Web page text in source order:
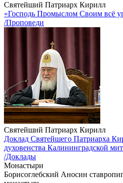
Святейший Патриарх Кирилл
«Господь Промыслом Своим всё
/Проповеди
Святейший Патриарх Кирилл
Доклад Святейшего Патриарха
духовенства Калининградской
/Доклады
Монастыри
Борисоглебский Аносин